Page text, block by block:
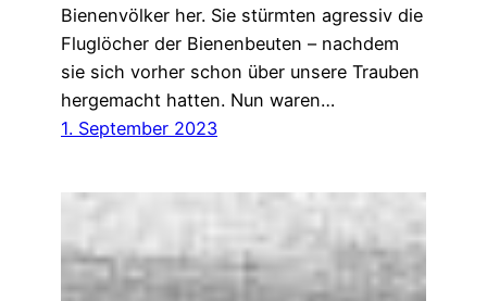
Bienenvölker her. Sie stürmten agressiv die
Fluglöcher der Bienenbeuten – nachdem
sie sich vorher schon über unsere Trauben
hergemacht hatten. Nun waren…
1. September 2023